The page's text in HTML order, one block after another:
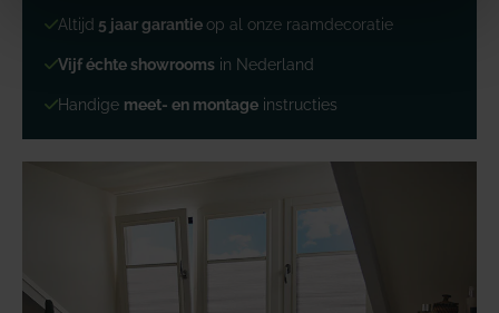
Altijd 5 jaar garantie op al onze raamdecoratie
Vijf échte showrooms in Nederland
Handige meet- en montage instructies